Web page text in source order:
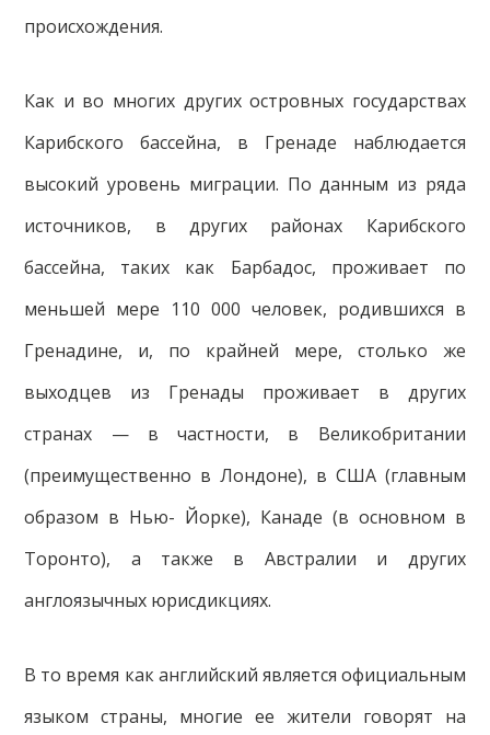
происхождения.
Как и во многих других островных государствах
Карибского бассейна, в Гренаде наблюдается
высокий уровень миграции. По данным из ряда
источников, в других районах Карибского
бассейна, таких как Барбадос, проживает по
меньшей мере 110 000 человек, родившихся в
Гренадине, и, по крайней мере, столько же
выходцев из Гренады проживает в других
странах — в частности, в Великобритании
(преимущественно в Лондоне), в США (главным
образом в Нью- Йорке), Канаде (в основном в
Торонто), а также в Австралии и других
англоязычных юрисдикциях.
В то время как английский является официальным
языком страны, многие ее жители говорят на